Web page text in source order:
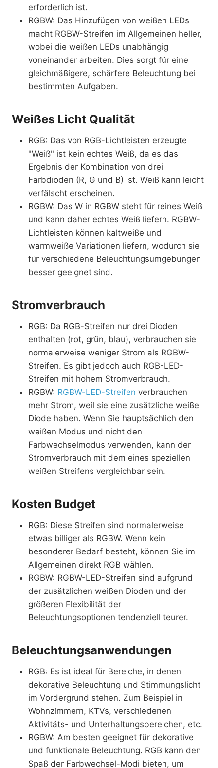
erforderlich ist.
RGBW: Das Hinzufügen von weißen LEDs
macht RGBW-Streifen im Allgemeinen heller,
wobei die weißen LEDs unabhängig
voneinander arbeiten. Dies sorgt für eine
gleichmäßigere, schärfere Beleuchtung bei
bestimmten Aufgaben.
Weißes Licht Qualität
RGB: Das von RGB-Lichtleisten erzeugte
"Weiß" ist kein echtes Weiß, da es das
Ergebnis der Kombination von drei
Farbdioden (R, G und B) ist. Weiß kann leicht
verfälscht erscheinen.
RGBW: Das W in RGBW steht für reines Weiß
und kann daher echtes Weiß liefern. RGBW-
Lichtleisten können kaltweiße und
warmweiße Variationen liefern, wodurch sie
für verschiedene Beleuchtungsumgebungen
besser geeignet sind.
Stromverbrauch
RGB: Da RGB-Streifen nur drei Dioden
enthalten (rot, grün, blau), verbrauchen sie
normalerweise weniger Strom als RGBW-
Streifen. Es gibt jedoch auch RGB-LED-
Streifen mit hohem Stromverbrauch.
RGBW: RGBW-LED-Streifen verbrauchen
mehr Strom, weil sie eine zusätzliche weiße
Diode haben. Wenn Sie hauptsächlich den
weißen Modus und nicht den
Farbwechselmodus verwenden, kann der
Stromverbrauch mit dem eines speziellen
weißen Streifens vergleichbar sein.
Kosten Budget
RGB: Diese Streifen sind normalerweise
etwas billiger als RGBW. Wenn kein
besonderer Bedarf besteht, können Sie im
Allgemeinen direkt RGB wählen.
RGBW: RGBW-LED-Streifen sind aufgrund
der zusätzlichen weißen Dioden und der
größeren Flexibilität der
Beleuchtungsoptionen tendenziell teurer.
Beleuchtungsanwendungen
RGB: Es ist ideal für Bereiche, in denen
dekorative Beleuchtung und Stimmungslicht
im Vordergrund stehen. Zum Beispiel in
Wohnzimmern, KTVs, verschiedenen
Aktivitäts- und Unterhaltungsbereichen, etc.
RGBW: Am besten geeignet für dekorative
und funktionale Beleuchtung. RGB kann den
Spaß der Farbwechsel-Modi bieten, um